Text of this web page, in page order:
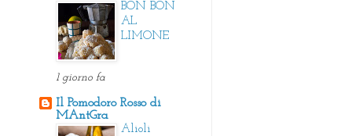
BON BON
AL
LIMONE
1 giorno fa
Il Pomodoro Rosso di
MAntGra
Alioli